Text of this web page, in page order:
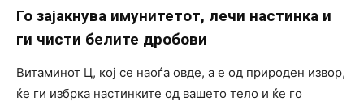
Го зајакнува имунитетот, лечи настинка и
ги чисти белите дробови
Витаминот Ц, кој се наоѓа овде, а е од природен извор,
ќе ги избрка настинките од вашето тело и ќе го